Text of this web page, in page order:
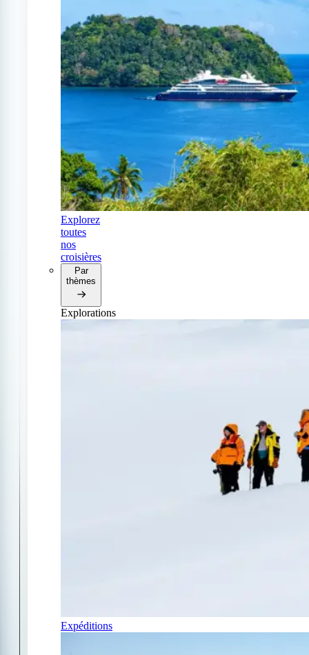
Explorez
toutes
nos
croisières
Par
thèmes
Explorations
Expéditions